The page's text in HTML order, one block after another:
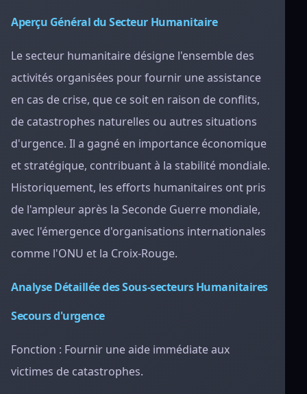
Aperçu Général du Secteur Humanitaire
Le secteur humanitaire désigne l'ensemble des
activités organisées pour fournir une assistance
en cas de crise, que ce soit en raison de conflits,
de catastrophes naturelles ou autres situations
d'urgence. Il a gagné en importance économique
et stratégique, contribuant à la stabilité mondiale.
Historiquement, les efforts humanitaires ont pris
de l'ampleur après la Seconde Guerre mondiale,
avec l'émergence d'organisations internationales
comme l'ONU et la Croix-Rouge.
Analyse Détaillée des Sous-secteurs Humanitaires
Secours d'urgence
Fonction : Fournir une aide immédiate aux
victimes de catastrophes.